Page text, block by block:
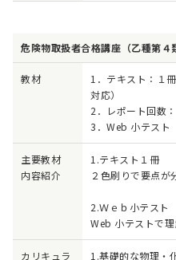
危険物取扱者合格講座（乙種第４
教材
1．テキスト：１
対応）
2．レポート回数
3．Web 小テスト
主要教材
内容紹介
1.テキスト１冊
２色刷りで要点が
2.Ｗｅｂ小テスト
Web 小テストで理
カリキュラ 1.基礎的な物理・